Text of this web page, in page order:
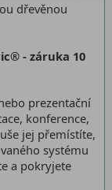
dřevěnou
- záruka 10
prezentační
konference,
jej přemístíte,
systému
a pokryjete